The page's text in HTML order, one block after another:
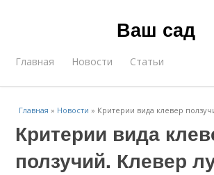
Ваш сад
Главная Новости Статьи
Главная » Новости » Критерии вида клевер
Критерии вида
ползучий. Клевер